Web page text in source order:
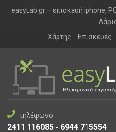
easyLab.gr – επισκευή iphone,
Χάρτης
Επισκευές
τηλέφωνο
2411 116085 - 6944 715554